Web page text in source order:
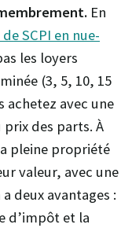
En
SCPI en nue-
les loyers
(3, 5, 10, 15
achetez avec une
des parts. À
pleine propriété
valeur, avec une
deux avantages :
d’impôt et la